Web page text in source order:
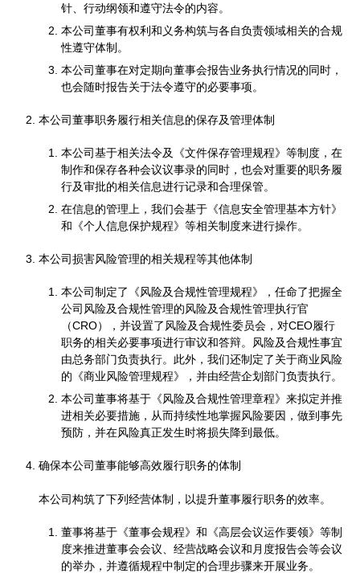
针、行动纲领和遵守法令的内容。
本公司董事有权利和义务构筑与各自负责领域相关的合规
性遵守体制。
本公司董事在对定期向董事会报告业务执行情况的同时，
也会随时报告关于法令遵守的必要事项。
本公司董事职务履行相关信息的保存及管理体制
本公司基于相关法令及《文件保存管理规程》等制度，在
制作和保存各种会议议事录的同时，也会对重要的职务履
行及审批的相关信息进行记录和合理保管。
在信息的管理上，我们会基于《信息安全管理基本方针》
和《个人信息保护规程》等相关制度来进行操作。
本公司损害风险管理的相关规程等其他体制
本公司制定了《风险及合规性管理规程》，任命了把握全
公司风险及合规性管理的风险及合规性管理执行官
（CRO），并设置了风险及合规性委员会，对CEO履行
职务的相关必要事项进行审议和答辩。风险及合规性事宜
由总务部门负责执行。此外，我们还制定了关于商业风险
的《商业风险管理规程》，并由经营企划部门负责执行。
本公司董事将基于《风险及合规性管理章程》来拟定并推
进相关必要措施，从而持续性地掌握风险要因，做到事先
预防，并在风险真正发生时将损失降到最低。
确保本公司董事能够高效履行职务的体制
本公司构筑了下列经营体制，以提升董事履行职务的效率。
董事将基于《董事会规程》和《高层会议运作要领》等制
度来推进董事会会议、经营战略会议和月度报告会等会议
的举办，并遵循规程中制定的合理步骤来开展业务。